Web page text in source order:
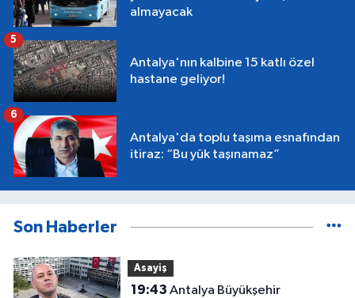
almayacak
Antalya'nın kalbine 15 katlı özel
hastane geliyor!
5
Antalya'da toplu taşıma esnafından
itiraz: “Bu yük taşınamaz”
6
Son Haberler
Asayiş
19:43